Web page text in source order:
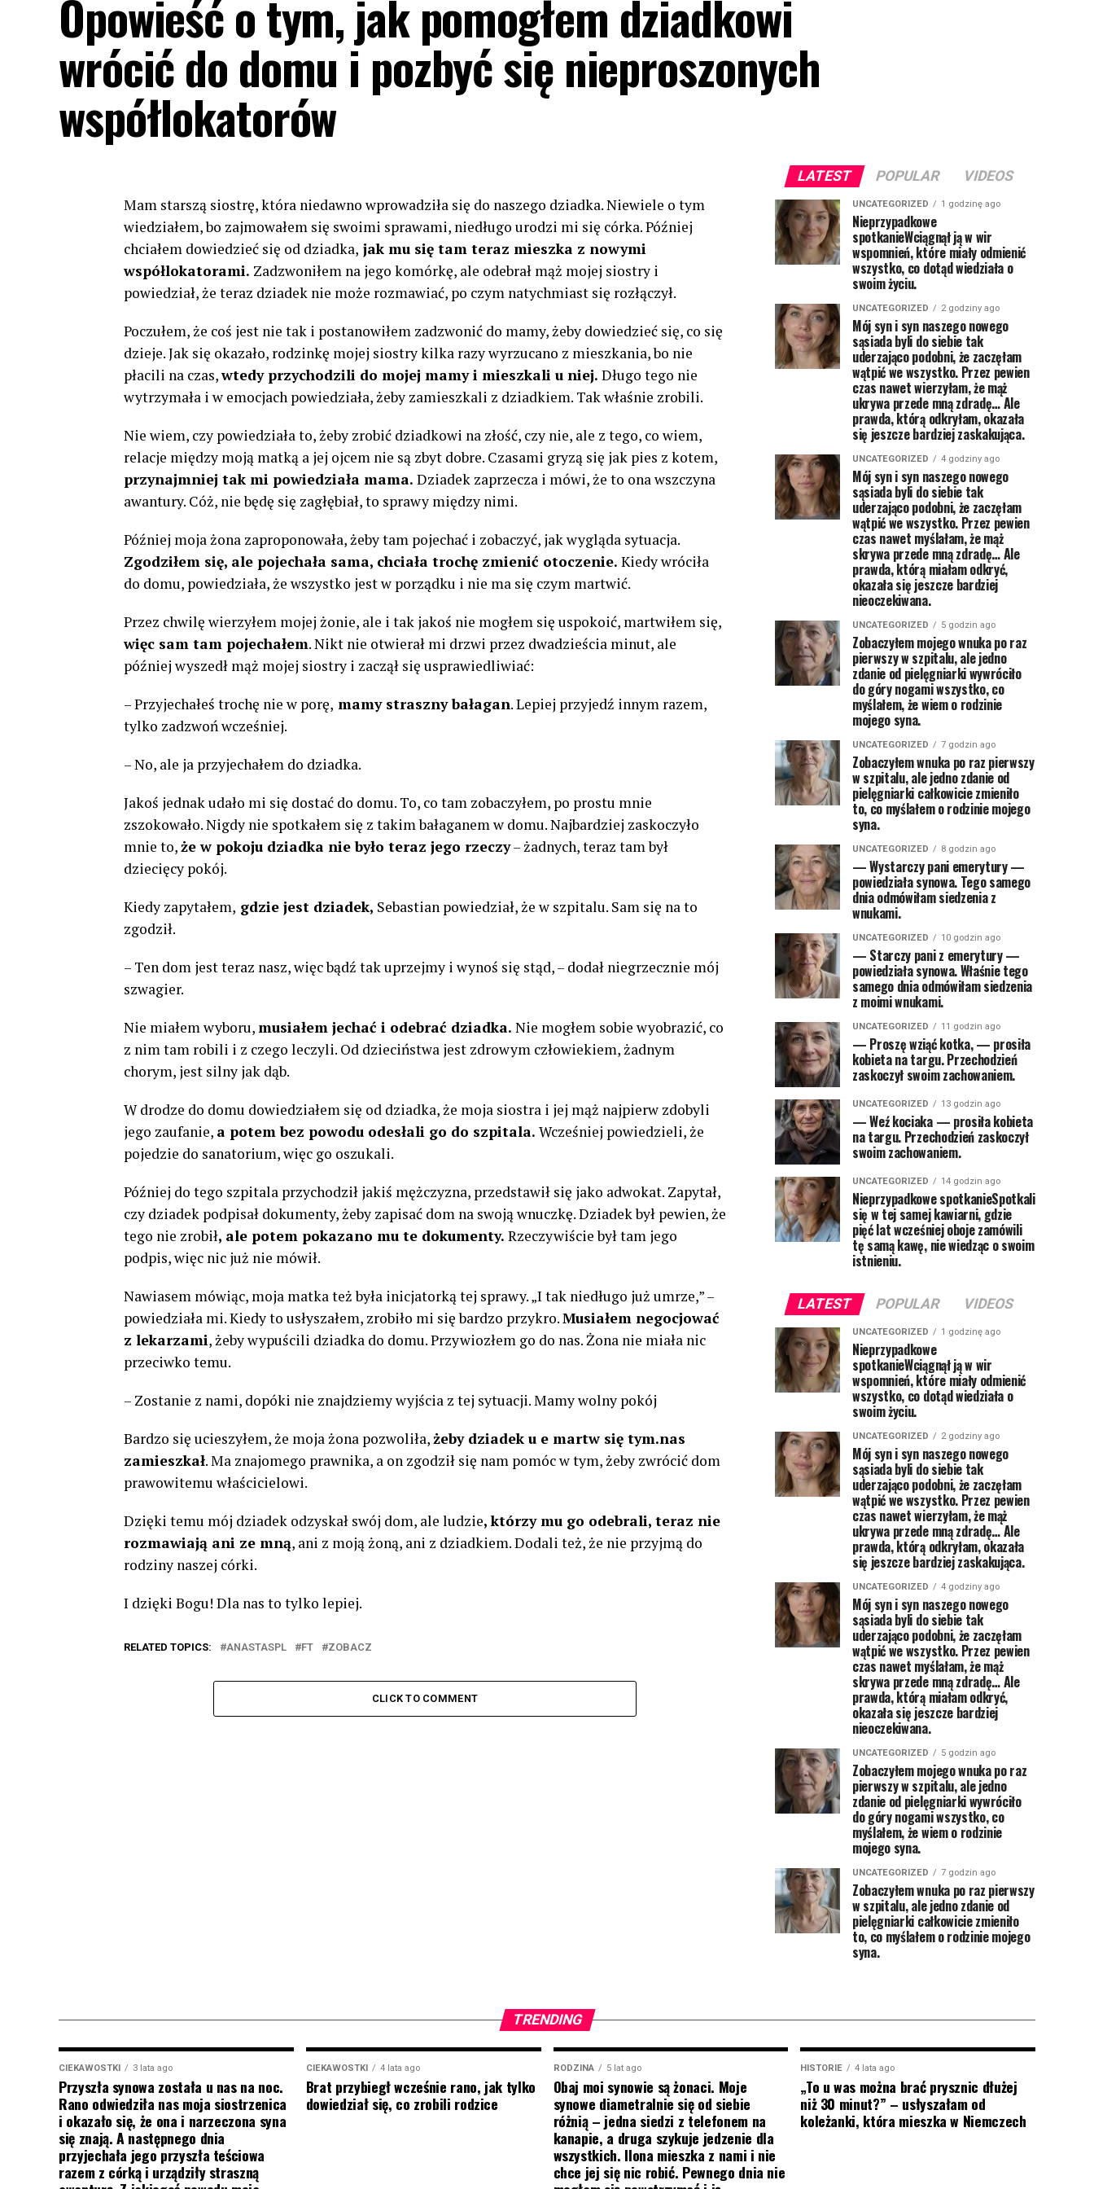
Opowieść o tym, jak pomogłem dziadkowi
wrócić do domu i pozbyć się nieproszonych
współlokatorów
Mam starszą siostrę, która niedawno wprowadziła się do naszego dziadka. Niewiele o tym
wiedziałem, bo zajmowałem się swoimi sprawami, niedługo urodzi mi się córka. Później
chciałem dowiedzieć się od dziadka, jak mu się tam teraz mieszka z nowymi
współlokatorami. Zadzwoniłem na jego komórkę, ale odebrał mąż mojej siostry i
powiedział, że teraz dziadek nie może rozmawiać, po czym natychmiast się rozłączył.
Poczułem, że coś jest nie tak i postanowiłem zadzwonić do mamy, żeby dowiedzieć się, co się
dzieje. Jak się okazało, rodzinkę mojej siostry kilka razy wyrzucano z mieszkania, bo nie
płacili na czas,wtedy przychodzili do mojej mamy i mieszkali u niej. Długo tego nie
wytrzymała i w emocjach powiedziała, żeby zamieszkali z dziadkiem. Tak właśnie zrobili.
Nie wiem, czy powiedziała to, żeby zrobić dziadkowi na złość, czy nie, ale z tego, co wiem,
relacje między moją matką a jej ojcem nie są zbyt dobre. Czasami gryzą się jak pies z kotem,
przynajmniej tak mi powiedziała mama. Dziadek zaprzecza i mówi, że to ona wszczyna
awantury. Cóż, nie będę się zagłębiał, to sprawy między nimi.
Później moja żona zaproponowała, żeby tam pojechać i zobaczyć, jak wygląda sytuacja.
Zgodziłem się, ale pojechała sama, chciała trochę zmienić otoczenie. Kiedy wróciła
do domu, powiedziała, że ​​wszystko jest w porządku i nie ma się czym martwić.
Przez chwilę wierzyłem mojej żonie, ale i tak jakoś nie mogłem się uspokoić, martwiłem się,
więc sam tam pojechałem. Nikt nie otwierał mi drzwi przez dwadzieścia minut, ale
później wyszedł mąż mojej siostry i zaczął się usprawiedliwiać:
– Przyjechałeś trochę nie w porę, mamy straszny bałagan. Lepiej przyjedź innym razem,
tylko zadzwoń wcześniej.
– No, ale ja przyjechałem do dziadka.
Jakoś jednak udało mi się dostać do domu. To, co tam zobaczyłem, po prostu mnie
zszokowało. Nigdy nie spotkałem się z takim bałaganem w domu. Najbardziej zaskoczyło
mnie to,że w pokoju dziadka nie było teraz jego rzeczy– żadnych, teraz tam był
dziecięcy pokój.
Kiedy zapytałem, gdzie jest dziadek, Sebastian powiedział, że w szpitalu. Sam się na to
zgodził.
– Ten dom jest teraz nasz, więc bądź tak uprzejmy i wynoś się stąd, – dodał niegrzecznie mój
szwagier.
Nie miałem wyboru,musiałem jechać i odebrać dziadka. Nie mogłem sobie wyobrazić, co
z nim tam robili i z czego leczyli. Od dzieciństwa jest zdrowym człowiekiem, żadnym
chorym, jest silny jak dąb.
W drodze do domu dowiedziałem się od dziadka, że moja siostra i jej mąż najpierw zdobyli
jego zaufanie, a potem bez powodu odesłali go do szpitala. Wcześniej powiedzieli, że
pojedzie do sanatorium, więc go oszukali.
Później do tego szpitala przychodził jakiś mężczyzna, przedstawił się jako adwokat. Zapytał,
czy dziadek podpisał dokumenty, żeby zapisać dom na swoją wnuczkę. Dziadek był pewien, że
tego nie zrobił, ale potem pokazano mu te dokumenty. Rzeczywiście był tam jego
podpis, więc nic już nie mówił.
Nawiasem mówiąc, moja matka też była inicjatorką tej sprawy. „I tak niedługo już umrze,” –
powiedziała mi. Kiedy to usłyszałem, zrobiło mi się bardzo przykro.Musiałem negocjować
z lekarzami, żeby wypuścili dziadka do domu. Przywiozłem go do nas. Żona nie miała nic
przeciwko temu.
– Zostanie z nami, dopóki nie znajdziemy wyjścia z tej sytuacji. Mamy wolny pokój
Bardzo się ucieszyłem, że moja żona pozwoliła,żeby dziadek u e martw się tym.nas
zamieszkał. Ma znajomego prawnika, a on zgodził się nam pomóc w tym, żeby zwrócić dom
prawowitemu właścicielowi.
Dzięki temu mój dziadek odzyskał swój dom, ale ludzie, którzy mu go odebrali, teraz nie
rozmawiają ani ze mną, ani z moją żoną, ani z dziadkiem. Dodali też, że nie przyjmą do
rodziny naszej córki.
I dzięki Bogu! Dla nas to tylko lepiej.
RELATED TOPICS: ANASTASPL FT ZOBACZ
CLICK TO COMMENT
LATEST POPULAR VIDEOS
UNCATEGORIZED 1 godzinę ago
Nieprzypadkowe
spotkanieWciągnął ją w wir
wspomnień, które miały odmienić
wszystko, co dotąd wiedziała o
swoim życiu.
UNCATEGORIZED 2 godziny ago
Mój syn i syn naszego nowego
sąsiada byli do siebie tak
uderzająco podobni, że zaczęłam
wątpić we wszystko. Przez pewien
czas nawet wierzyłam, że mąż
ukrywa przede mną zdradę… Ale
prawda, którą odkryłam, okazała
się jeszcze bardziej zaskakująca.
UNCATEGORIZED 4 godziny ago
Mój syn i syn naszego nowego
sąsiada byli do siebie tak
uderzająco podobni, że zaczęłam
wątpić we wszystko. Przez pewien
czas nawet myślałam, że mąż
skrywa przede mną zdradę… Ale
prawda, którą miałam odkryć,
okazała się jeszcze bardziej
nieoczekiwana.
UNCATEGORIZED 5 godzin ago
Zobaczyłem mojego wnuka po raz
pierwszy w szpitalu, ale jedno
zdanie od pielęgniarki wywróciło
do góry nogami wszystko, co
myślałem, że wiem o rodzinie
mojego syna.
UNCATEGORIZED 7 godzin ago
Zobaczyłem wnuka po raz pierwszy
w szpitalu, ale jedno zdanie od
pielęgniarki całkowicie zmieniło
to, co myślałem o rodzinie mojego
syna.
UNCATEGORIZED 8 godzin ago
— Wystarczy pani emerytury —
powiedziała synowa. Tego samego
dnia odmówiłam siedzenia z
wnukami.
UNCATEGORIZED 10 godzin ago
— Starczy pani z emerytury —
powiedziała synowa. Właśnie tego
samego dnia odmówiłam siedzenia
z moimi wnukami.
UNCATEGORIZED 11 godzin ago
— Proszę wziąć kotka, — prosiła
kobieta na targu. Przechodzień
zaskoczył swoim zachowaniem.
UNCATEGORIZED 13 godzin ago
— Weź kociaka — prosiła kobieta
na targu. Przechodzień zaskoczył
swoim zachowaniem.
UNCATEGORIZED 14 godzin ago
Nieprzypadkowe spotkanieSpotkali
się w tej samej kawiarni, gdzie
pięć lat wcześniej oboje zamówili
tę samą kawę, nie wiedząc o swoim
istnieniu.
LATEST POPULAR VIDEOS
UNCATEGORIZED 1 godzinę ago
Nieprzypadkowe
spotkanieWciągnął ją w wir
wspomnień, które miały odmienić
wszystko, co dotąd wiedziała o
swoim życiu.
UNCATEGORIZED 2 godziny ago
Mój syn i syn naszego nowego
sąsiada byli do siebie tak
uderzająco podobni, że zaczęłam
wątpić we wszystko. Przez pewien
czas nawet wierzyłam, że mąż
ukrywa przede mną zdradę… Ale
prawda, którą odkryłam, okazała
się jeszcze bardziej zaskakująca.
UNCATEGORIZED 4 godziny ago
Mój syn i syn naszego nowego
sąsiada byli do siebie tak
uderzająco podobni, że zaczęłam
wątpić we wszystko. Przez pewien
czas nawet myślałam, że mąż
skrywa przede mną zdradę… Ale
prawda, którą miałam odkryć,
okazała się jeszcze bardziej
nieoczekiwana.
UNCATEGORIZED 5 godzin ago
Zobaczyłem mojego wnuka po raz
pierwszy w szpitalu, ale jedno
zdanie od pielęgniarki wywróciło
do góry nogami wszystko, co
myślałem, że wiem o rodzinie
mojego syna.
UNCATEGORIZED 7 godzin ago
Zobaczyłem wnuka po raz pierwszy
w szpitalu, ale jedno zdanie od
pielęgniarki całkowicie zmieniło
to, co myślałem o rodzinie mojego
syna.
TRENDING
CIEKAWOSTKI 3 lata ago
Przyszła synowa została u nas na noc.
Rano odwiedziła nas moja siostrzenica
i okazało się, że ona i narzeczona syna
się znają. A następnego dnia
przyjechała jego przyszła teściowa
razem z córką i urządziły straszną
CIEKAWOSTKI 4 lata ago
Brat przybiegł wcześnie rano, jak tylko
dowiedział się, co zrobili rodzice
RODZINA 5 lat ago
Obaj moi synowie są żonaci. Moje
synowe diametralnie się od siebie
różnią – jedna siedzi z telefonem na
kanapie, a druga szykuje jedzenie dla
wszystkich. Ilona mieszka z nami i nie
chce jej się nic robić. Pewnego dnia nie
HISTORIE 4 lata ago
„To u was można brać prysznic dłużej
niż 30 minut?” – usłyszałam od
koleżanki, która mieszka w Niemczech